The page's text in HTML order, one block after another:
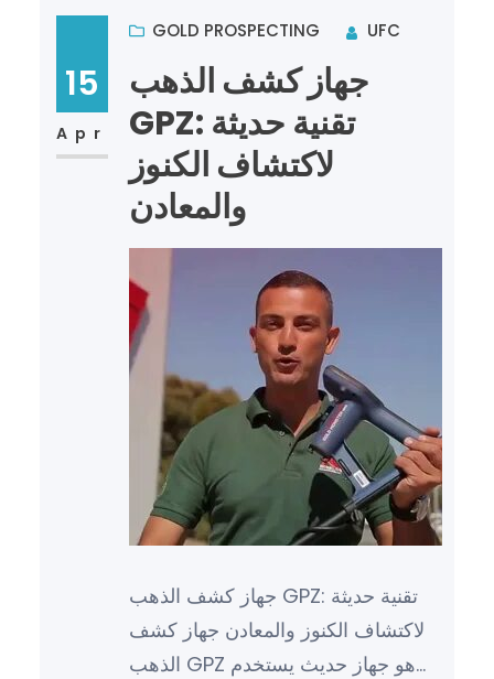
15
Apr
GOLD PROSPECTING UFC
جهاز كشف الذهب
GPZ: تقنية حديثة
لاكتشاف الكنوز
والمعادن
جهاز كشف الذهب GPZ: تقنية حديثة
لاكتشاف الكنوز والمعادن جهاز كشف
الذهب GPZ هو جهاز حديث يستخدم